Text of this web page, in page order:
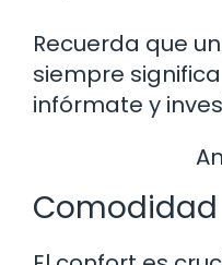
Recuerda que
siempre
infórmate y
Comodidad